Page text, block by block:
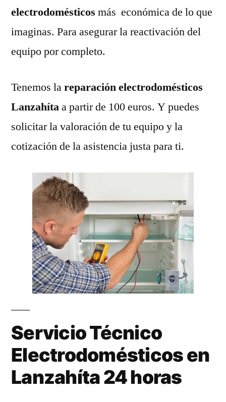
electrodomésticos más económica de lo que
imaginas. Para asegurar la reactivación del
equipo por completo.
Tenemos lareparación electrodomésticos
Lanzahítaa partir de 100 euros. Y puedes
solicitar la valoración de tu equipo y la
cotización de la asistencia justa para ti.
Servicio Técnico
Electrodomésticos en
Lanzahíta 24 horas